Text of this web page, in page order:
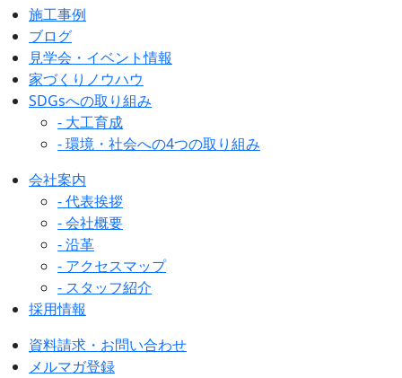
施工事例
ブログ
見学会・イベント情報
家づくりノウハウ
SDGsへの取り組み
- 大工育成
- 環境・社会への4つの取り組み
会社案内
- 代表挨拶
- 会社概要
- 沿革
- アクセスマップ
- スタッフ紹介
採用情報
資料請求・お問い合わせ
メルマガ登録